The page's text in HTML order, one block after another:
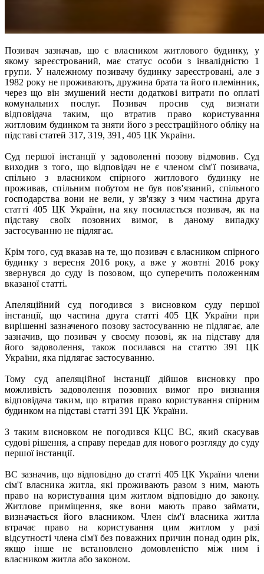
Позивач зазначав, що є власником житлового будинку, у
якому зареєстрований, має статус особи з інвалідністю 1
групи. У належному позивачу будинку зареєстровані, але з
1982 року не проживають, дружина брата та його племінник,
через що він змушений нести додаткові витрати по оплаті
комунальних послуг. Позивач просив суд визнати
відповідача таким, що втратив право користування
житловим будинком та зняти його з реєстраційного обліку на
підставі статей 317, 319, 391, 405 ЦК України.
Суд першої інстанції у задоволенні позову відмовив. Суд
виходив з того, що відповідач не є членом сім'ї позивача,
спільно з власником спірного житлового будинку не
проживав, спільним побутом не був пов'язаний, спільного
господарства вони не вели, у зв'язку з чим частина друга
статті 405 ЦК України, на яку посилається позивач, як на
підставу своїх позовних вимог, в даному випадку
застосуванню не підлягає.
Крім того, суд вказав на те, що позивач є власником спірного
будинку з вересня 2016 року, а вже у жовтні 2016 року
звернувся до суду із позовом, що суперечить положенням
вказаної статті.
Апеляційний суд погодився з висновком суду першої
інстанції, що частина друга статті 405 ЦК України при
вирішенні зазначеного позову застосуванню не підлягає, але
зазначив, що позивач у своєму позові, як на підставу для
його задоволення, також посилався на статтю 391 ЦК
України, яка підлягає застосуванню.
Тому суд апеляційної інстанції дійшов висновку про
можливість задоволення позовних вимог про визнання
відповідача таким, що втратив право користування спірним
будинком на підставі статті 391 ЦК України.
З таким висновком не погодився КЦС ВС, який скасував
судові рішення, а справу передав для нового розгляду до суду
першої інстанції.
ВС зазначив, що відповідно до статті 405 ЦК України члени
сім'ї власника житла, які проживають разом з ним, мають
право на користування цим житлом відповідно до закону.
Житлове приміщення, яке вони мають право займати,
визначається його власником. Член сім'ї власника житла
втрачає право на користування цим житлом у разі
відсутності члена сім'ї без поважних причин понад один рік,
якщо інше не встановлено домовленістю між ним і
власником житла або законом.